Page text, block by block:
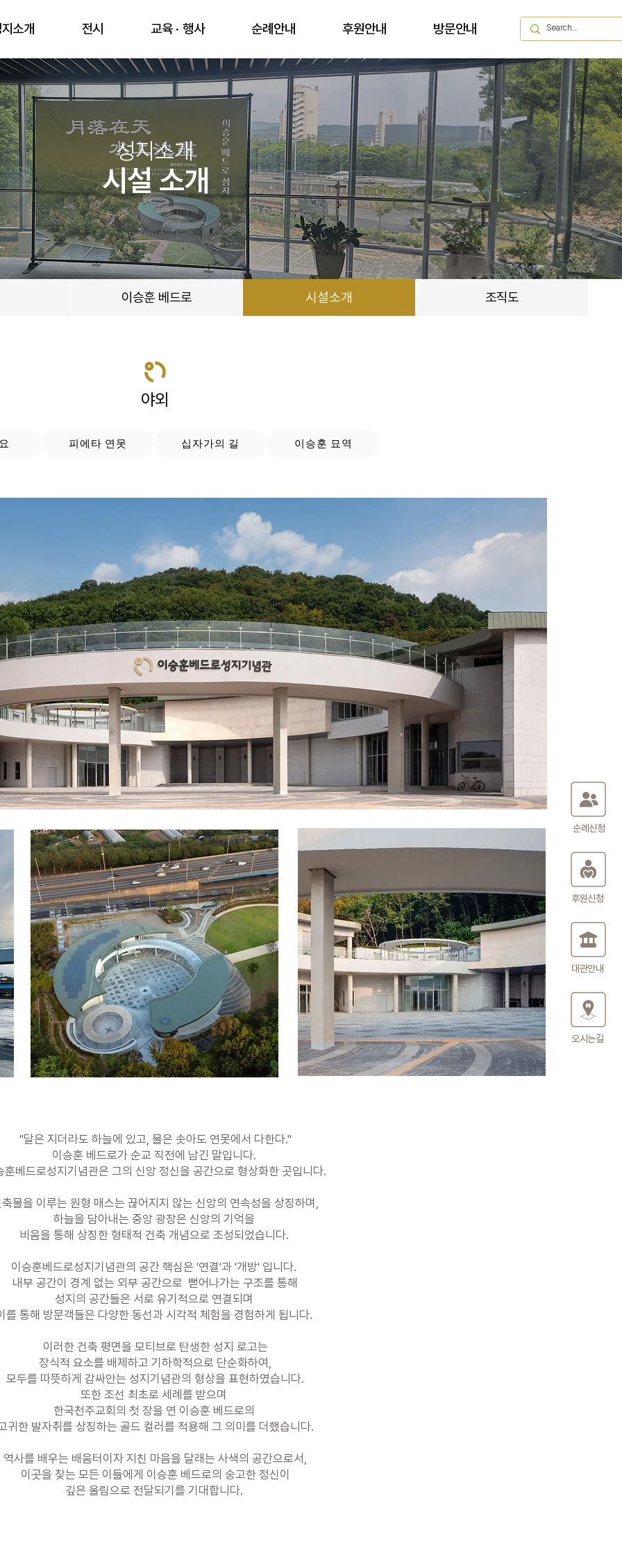
소개 전시 교육 · 행사 순례안내 후원안내 방문안내
순례신청
후원신청
대관안내
오시는길
성지소개
시설 소개
이승훈 베드로 시설소개 조직도
야외
피에타 연못 십자가의 길 이승훈 묘역
"달은 지더라도 하늘에 있고, 물은 솟아도 연못에서 다한다."
이승훈 베드로가 순교 직전에 남긴 말입니다.
훈베드로성지기념관은 그의 신앙 정신을 공간으로 형상화한 곳입니다.
물을 이루는 원형 매스는 끊어지지 않는 신앙의 연속성을 상징하며,
하늘을 담아내는 중앙 광장은 신앙의 기억을
비움을 통해 상징한 형태적 건축 개념으로 조성되었습니다.
이승훈베드로성지기념관의 공간 핵심은 '연결'과 '개방' 입니다.
내부 공간이 경계 없는 외부 공간으로 뻗어나가는 구조를 통해
성지의 공간들은 서로 유기적으로 연결되며
를 통해 방문객들은 다양한 동선과 시각적 체험을 경험하게 됩니다.
이러한 건축 평면을 모티브로 탄생한 성지 로고는
장식적 요소를 배제하고 기하학적으로 단순화하여,
모두를 따뜻하게 감싸안는 성지기념관의 형상을 표현하였습니다.
또한 조선 최초로 세례를 받으며
한국천주교회의 첫 장을 연 이승훈 베드로의
귀한 발자취를 상징하는 골드 컬러를 적용해 그 의미를 더했습니다.
역사를 배우는 배움터이자 지친 마음을 달래는 사색의 공간으로서,
이곳을 찾는 모든 이들에게 이승훈 베드로의 숭고한 정신이
깊은 울림으로 ​전달되기를 기대합니다.